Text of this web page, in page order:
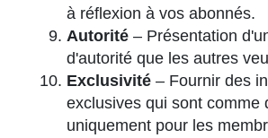
à réflexion à vos abonnés.
Autorité – Présentation
d'autorité que les autres
Exclusivité – Fournir des
exclusives qui sont comme
uniquement pour les